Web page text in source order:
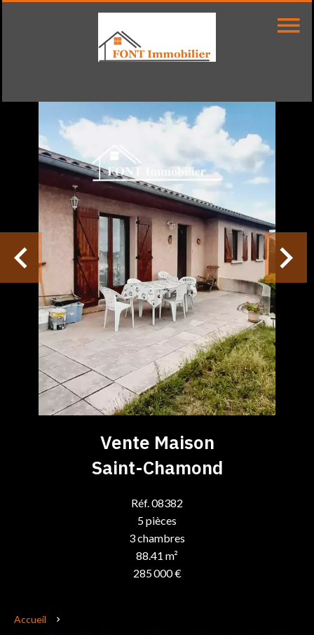
Vente Maison
Saint-Chamond
Réf. 08382
5 pièces
3 chambres
88.41 m²
285 000 €
Accueil